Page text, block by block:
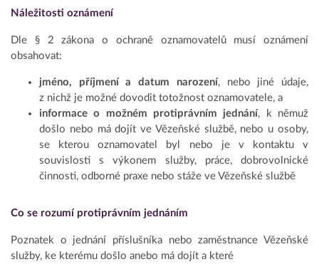
Náležitosti oznámení
Dle § 2 zákona o ochraně oznamovatelů musí oznámení
obsahovat:
jméno, příjmení a datum narození, nebo jiné údaje,
z nichž je možné dovodit totožnost oznamovatele, a
informace o možném protiprávním jednání, k němuž
došlo nebo má dojít ve Vězeňské službě, nebo u osoby,
se kterou oznamovatel byl nebo je v kontaktu v
souvislosti s výkonem služby, práce, dobrovolnické
činnosti, odborné praxe nebo stáže ve Vězeňské službě
Co se rozumí protiprávním jednáním
Poznatek o jednání příslušníka nebo zaměstnance Vězeňské
služby, ke kterému došlo anebo má dojít a které